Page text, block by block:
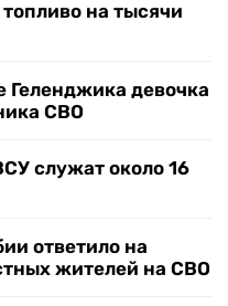
на тысячи
Геленджика девочка
СВО
служат около 16
ответило на
жителей на СВО